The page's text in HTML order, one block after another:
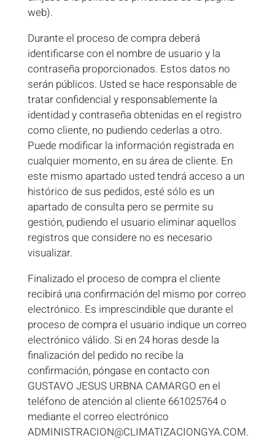
web).
Durante el proceso de compra deberá
identificarse con el nombre de usuario y la
contraseña proporcionados. Estos datos no
serán públicos. Usted se hace responsable de
tratar confidencial y responsablemente la
identidad y contraseña obtenidas en el registro
como cliente, no pudiendo cederlas a otro.
Puede modificar la información registrada en
cualquier momento, en su área de cliente. En
este mismo apartado usted tendrá acceso a un
histórico de sus pedidos, esté sólo es un
apartado de consulta pero se permite su
gestión, pudiendo el usuario eliminar aquellos
registros que considere no es necesario
visualizar.
Finalizado el proceso de compra el cliente
recibirá una confirmación del mismo por correo
electrónico. Es imprescindible que durante el
proceso de compra el usuario indique un correo
electrónico válido. Si en 24 horas desde la
finalización del pedido no recibe la
confirmación, póngase en contacto con
GUSTAVO JESUS URBNA CAMARGO en el
teléfono de atención al cliente 661025764 o
mediante el correo electrónico
ADMINISTRACION@CLIMATIZACIONGYA.COM.